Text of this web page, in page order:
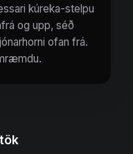
kúreka-stelpu
og upp, séð
ofan frá.